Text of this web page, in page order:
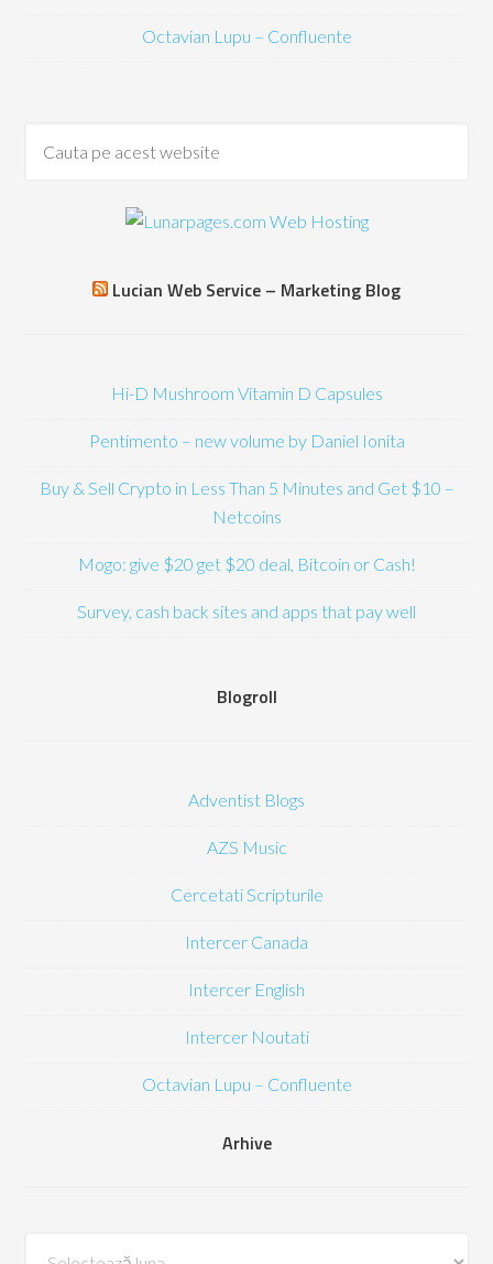
Octavian Lupu – Confluente
Lucian Web Service – Marketing Blog
Hi-D Mushroom Vitamin D Capsules
Pentimento – new volume by Daniel Ionita
Buy & Sell Crypto in Less Than 5 Minutes and Get $10 –
Netcoins
Mogo: give $20 get $20 deal, Bitcoin or Cash!
Survey, cash back sites and apps that pay well
Blogroll
Adventist Blogs
AZS Music
Cercetati Scripturile
Intercer Canada
Intercer English
Intercer Noutati
Octavian Lupu – Confluente
Arhive